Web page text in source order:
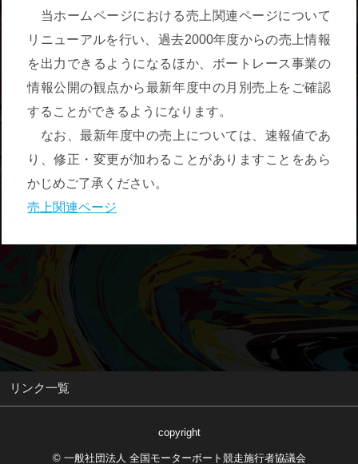
当ホームページにおける売上関連ページについて
リニューアルを行い、過去2000年度からの売上情報
を出力できるようになるほか、ボートレース事業の
情報公開の観点から最新年度中の月別売上をご確認
することができるようになります。
なお、最新年度中の売上については、速報値であ
り、修正・変更が加わることがありますことをあら
かじめご了承ください。
売上関連ページ
リンク一覧
copyright
© 一般社団法人 全国モーターボート競走施行者協議会